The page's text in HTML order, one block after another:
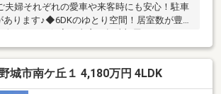
婦それぞれの愛車や来客時にも安心！駐車
あります♪◆6DKのゆとり空間！居室数が豊富
向きで陽当たり良好♪明るい室内で洗濯物
を気持ちよく過ごせます！◆買い物便利な住
歩10分以内！忙しい毎日でもサッと買い物
です♪広さ・利便性・暮らしやすさを兼ね備え
城市南ケ丘１ 4,180万円 4LDK